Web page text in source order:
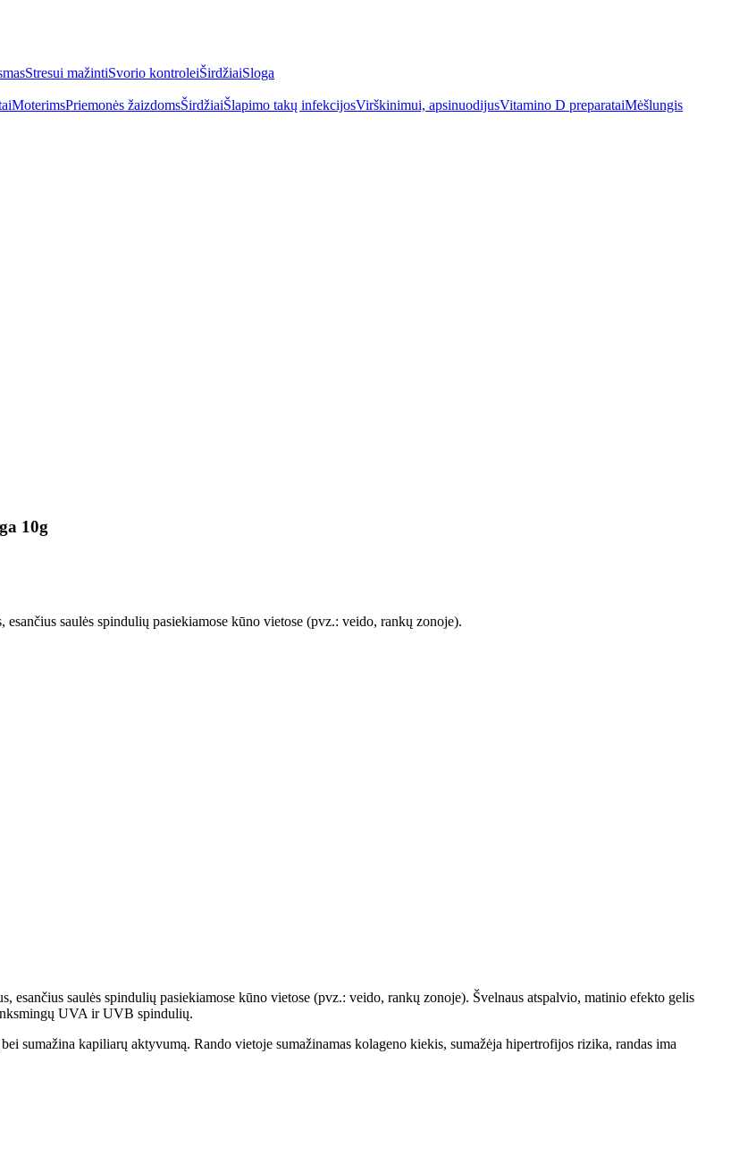
Stresui mažintiSvorio kontroleiŠirdžiaiSloga
MoterimsPriemonės žaizdomsŠirdžiaiŠlapimo takų infekcijosVirškinimui, apsinuodijusVitamino D preparataiMėšlungis
10g
saulės spindulių pasiekiamose kūno vietose (pvz.: veido, rankų zonoje).
saulės spindulių pasiekiamose kūno vietose (pvz.: veido, rankų zonoje). Švelnaus atspalvio, matinio efekto gelis
UVA ir UVB spindulių.
sumažina kapiliarų aktyvumą. Rando vietoje sumažinamas kolageno kiekis, sumažėja hipertrofijos rizika, randas ima